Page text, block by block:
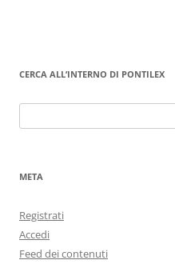
CERCA ALL’INTERNO DI PONTILEX
per:
META
Registrati
Accedi
Feed dei contenuti